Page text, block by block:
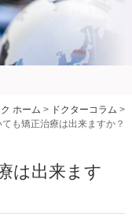
ホーム > ドクターコラム >
も矯正治療は出来ますか？
は出来ます